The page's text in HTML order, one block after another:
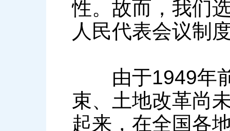
性。故而，我们
人民代表会议制
由于1949年前
束、土地改革尚
起来，在全国各